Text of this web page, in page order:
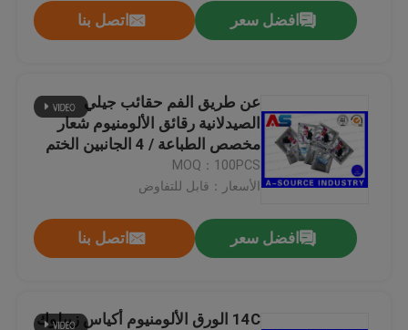
افضل سعر اتصل بنا
عن طريق الفم حقائب جيلي
الصيدلانية رقائق الألومنيوم شعار
مخصص الطباعة / 4 الجانبين الختم
MOQ：100PCS
الأسعار：قابل للتفاوض
افضل سعر اتصل بنا
14C الورق الألومنيوم أكياس زيبلوك